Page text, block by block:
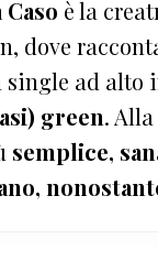
è la
dove
single ad alto
green.
semplice,